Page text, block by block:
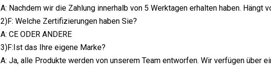
A: Nachdem wir die Zahlung innerhalb von 5 Werktagen erhalten haben. Hängt
2)F: Welche Zertifizierungen haben Sie?
A: CE ODER ANDERE
3)F:Ist das Ihre eigene Marke?
A: Ja, alle Produkte werden von unserem Team entworfen. Wir verfügen über